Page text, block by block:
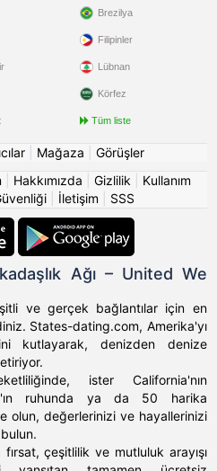
Brezilya
Filipinler
Lübnan
Körfez
Tüm liste
Mağaza
Görüşler
Hakkımızda Gizlilik
Kullanım
| İletişim SSS
Ağı – United We
ve gerçek bağlantılar için en
States-dating.com, Amerika'yı
kutlayarak, denizden denize
ister California'nın
ruhunda ya da 50 harika
olun, değerlerinizi ve hayallerinizi
fırsat, çeşitlilik ve mutluluk arayışı